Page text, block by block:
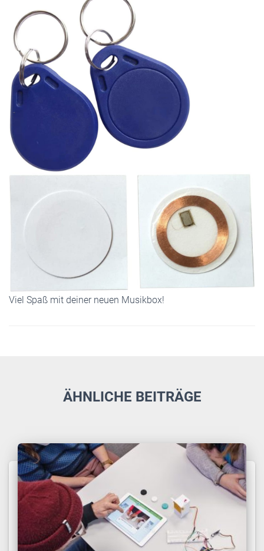
Viel Spaß mit deiner neuen Musikbox!
ÄHNLICHE BEITRÄGE